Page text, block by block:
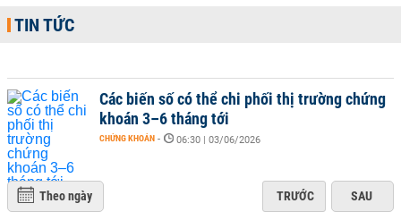
TIN TỨC
Các biến số có thể chi phối thị trường chứng
khoán 3–6 tháng tới
CHỨNG KHOÁN - 06:30 | 03/06/2026
Theo ngày TRƯỚC SAU